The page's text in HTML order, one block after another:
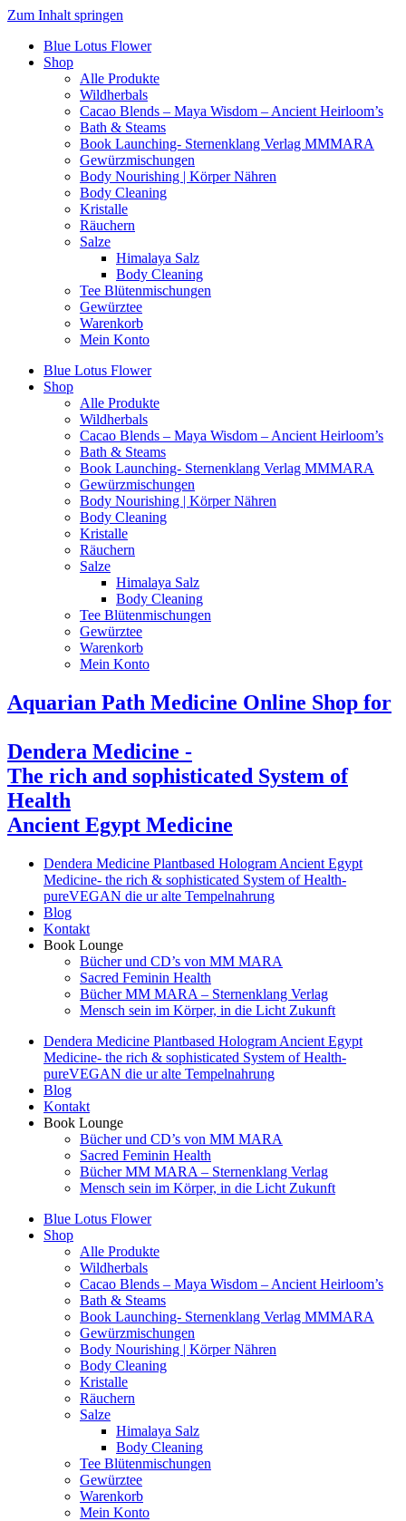
Zum Inhalt springen
Blue Lotus Flower
Shop
Alle Produkte
Wildherbals
Cacao Blends – Maya Wisdom – Ancient Heirloom’s
Bath & Steams
Book Launching- Sternenklang Verlag MMMARA
Gewürzmischungen
Body Nourishing | Körper Nähren
Body Cleaning
Kristalle
Räuchern
Salze
Himalaya Salz
Body Cleaning
Tee Blütenmischungen
Gewürztee
Warenkorb
Mein Konto
Blue Lotus Flower
Shop
Alle Produkte
Wildherbals
Cacao Blends – Maya Wisdom – Ancient Heirloom’s
Bath & Steams
Book Launching- Sternenklang Verlag MMMARA
Gewürzmischungen
Body Nourishing | Körper Nähren
Body Cleaning
Kristalle
Räuchern
Salze
Himalaya Salz
Body Cleaning
Tee Blütenmischungen
Gewürztee
Warenkorb
Mein Konto
Aquarian Path Medicine Online Shop for
Dendera Medicine -
The rich and sophisticated System of
Health
Ancient Egypt Medicine
Dendera Medicine Plantbased Hologram Ancient Egypt
Medicine- the rich & sophisticated System of Health-
pureVEGAN die ur alte Tempelnahrung
Blog
Kontakt
Book Lounge
Bücher und CD’s von MM MARA
Sacred Feminin Health
Bücher MM MARA – Sternenklang Verlag
Mensch sein im Körper, in die Licht Zukunft
Dendera Medicine Plantbased Hologram Ancient Egypt
Medicine- the rich & sophisticated System of Health-
pureVEGAN die ur alte Tempelnahrung
Blog
Kontakt
Book Lounge
Bücher und CD’s von MM MARA
Sacred Feminin Health
Bücher MM MARA – Sternenklang Verlag
Mensch sein im Körper, in die Licht Zukunft
Blue Lotus Flower
Shop
Alle Produkte
Wildherbals
Cacao Blends – Maya Wisdom – Ancient Heirloom’s
Bath & Steams
Book Launching- Sternenklang Verlag MMMARA
Gewürzmischungen
Body Nourishing | Körper Nähren
Body Cleaning
Kristalle
Räuchern
Salze
Himalaya Salz
Body Cleaning
Tee Blütenmischungen
Gewürztee
Warenkorb
Mein Konto